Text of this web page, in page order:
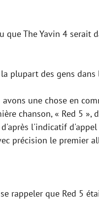
que The Yavin 4 serait
plupart des gens
avons une chose en
chanson, « Red 5 »,
l'indicatif
précision le premier
rappeler que Red 5